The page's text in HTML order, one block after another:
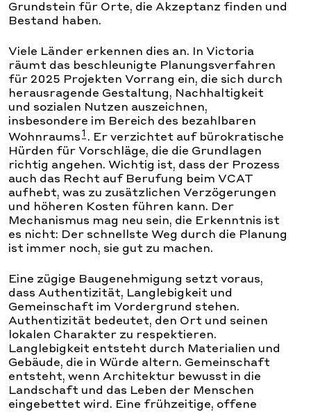
Grundstein für Orte, die Akzeptanz finden und
Bestand haben.
Viele Länder erkennen dies an. In Victoria
räumt das beschleunigte Planungsverfahren
für 2025 Projekten Vorrang ein, die sich durch
herausragende Gestaltung, Nachhaltigkeit
und sozialen Nutzen auszeichnen,
insbesondere im Bereich des bezahlbaren
Wohnraums 1 . Er verzichtet auf bürokratische
Hürden für Vorschläge, die die Grundlagen
richtig angehen. Wichtig ist, dass der Prozess
auch das Recht auf Berufung beim VCAT
aufhebt, was zu zusätzlichen Verzögerungen
und höheren Kosten führen kann. Der
Mechanismus mag neu sein, die Erkenntnis ist
es nicht: Der schnellste Weg durch die Planung
ist immer noch, sie gut zu machen.
Eine zügige Baugenehmigung setzt voraus,
dass Authentizität, Langlebigkeit und
Gemeinschaft im Vordergrund stehen.
Authentizität bedeutet, den Ort und seinen
lokalen Charakter zu respektieren.
Langlebigkeit entsteht durch Materialien und
Gebäude, die in Würde altern. Gemeinschaft
entsteht, wenn Architektur bewusst in die
Landschaft und das Leben der Menschen
eingebettet wird. Eine frühzeitige, offene